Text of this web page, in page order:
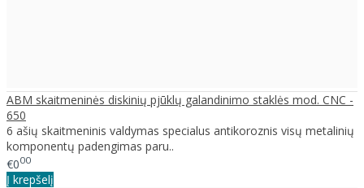
ABM skaitmeninės diskinių pjūklų galandinimo staklės mod. CNC -
650
6 ašių skaitmeninis valdymas specialus antikoroznis visų metalinių
komponentų padengimas paru..
€000
Į krepšelį